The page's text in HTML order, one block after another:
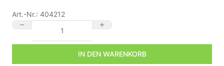
Art.-Nr.: 404212
⭐🌧️ Treppenstufenbeleuchtung außen 68mm – rund, Schwarz,
IN DEN WARENKORB